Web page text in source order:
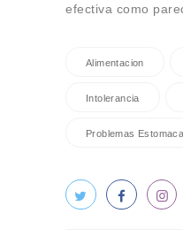
efectiva como
Alimentacion
Intolerancia
Problemas